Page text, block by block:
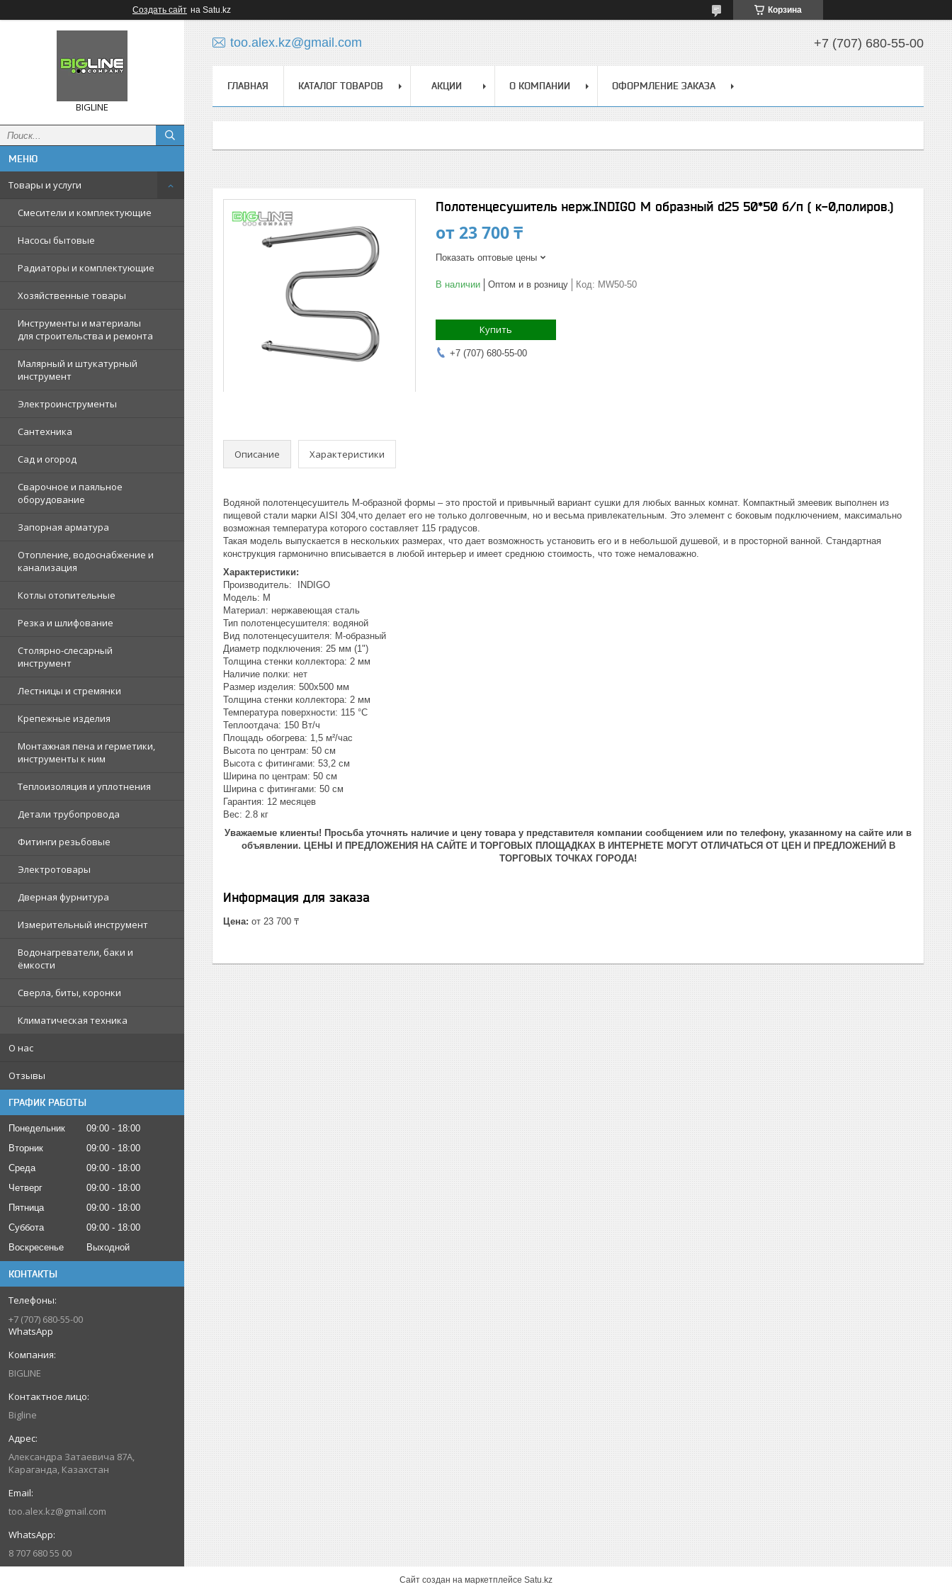
Создать сайт на Satu.kz Корзина
BIGLINE
Товары и услуги
Смесители и комплектующие
Насосы бытовые
Радиаторы и комплектующие
Хозяйственные товары
Инструменты и материалы
для строительства и ремонта
Малярный и штукатурный
инструмент
Электроинструменты
Сантехника
Сад и огород
Сварочное и паяльное
оборудование
Запорная арматура
Отопление, водоснабжение и
канализация
Котлы отопительные
Резка и шлифование
Столярно-слесарный
инструмент
Лестницы и стремянки
Крепежные изделия
Монтажная пена и герметики,
инструменты к ним
Теплоизоляция и уплотнения
Детали трубопровода
Фитинги резьбовые
Электротовары
Дверная фурнитура
Измерительный инструмент
Водонагреватели, баки и
ёмкости
Сверла, биты, коронки
Климатическая техника
О нас
Отзывы
ГРАФИК РАБОТЫ
Понедельник 09:00
18:00
Вторник
09:00
18:00
Среда
09:00
18:00
Четверг
09:00
18:00
Пятница
09:00
18:00
Суббота
09:00
18:00
Воскресенье
Выходной
КОНТАКТЫ
+7 (707) 680-55-00
WhatsApp
BIGLINE
Bigline
Александра Затаевича 87А,
Караганда, Казахстан
too.alex.kz@gmail.com
8 707 680 55 00
too.alex.kz@gmail.com +7 (707) 680-55-00
ГЛАВНАЯ КАТАЛОГ ТОВАРОВ АКЦИИ О КОМПАНИИ ОФОРМЛЕНИЕ ЗАКАЗА
Полотенцесушитель нерж.INDIGO М образный d25 50*50 б/п ( к-0,полиров.)
от 23 700 ₸
Показать оптовые цены
В наличии Оптом и в розницу Код: MW50-50
Купить
+7 (707) 680-55-00
Описание Характеристики
Водяной полотенцесушитель М-образной формы – это простой и привычный вариант сушки для любых ванных комнат. Компактный змеевик выполнен из
пищевой стали марки AISI 304,что делает его не только долговечным, но и весьма привлекательным. Это элемент с боковым подключением, максимально
возможная температура которого составляет 115 градусов.
Такая модель выпускается в нескольких размерах, что дает возможность установить его и в небольшой душевой, и в просторной ванной. Стандартная
конструкция гармонично вписывается в любой интерьер и имеет среднюю стоимость, что тоже немаловажно.
Характеристики:
Производитель: INDIGO
Модель: M
Материал: нержавеющая сталь
Тип полотенцесушителя: водяной
Вид полотенцесушителя: М-образный
Диаметр подключения: 25 мм (1")
Толщина стенки коллектора: 2 мм
Наличие полки: нет
Размер изделия: 500x500 мм
Толщина стенки коллектора: 2 мм
Температура поверхности: 115 °С
Теплоотдача: 150 Вт/ч
Площадь обогрева: 1,5 м²/час
Высота по центрам: 50 см
Высота с фитингами: 53,2 см
Ширина по центрам: 50 см
Ширина с фитингами: 50 см
Гарантия: 12 месяцев
Вес: 2.8 кг
Уважаемые клиенты! Просьба уточнять наличие и цену товара у представителя компании сообщением или по телефону, указанному на сайте или в
объявлении. ЦЕНЫ И ПРЕДЛОЖЕНИЯ НА САЙТЕ И ТОРГОВЫХ ПЛОЩАДКАХ В ИНТЕРНЕТЕ МОГУТ ОТЛИЧАТЬСЯ ОТ ЦЕН И ПРЕДЛОЖЕНИЙ В
ТОРГОВЫХ ТОЧКАХ ГОРОДА!
Информация для заказа
Цена: от 23 700 ₸
Сайт создан на маркетплейсе Satu.kz